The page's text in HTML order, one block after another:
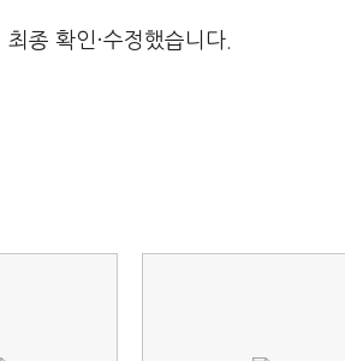
종 확인·수정했습니다.